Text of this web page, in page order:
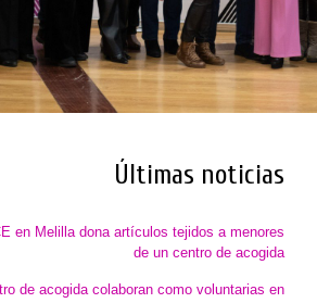
Últimas noticias
en Melilla dona artículos tejidos a menores
de un centro de acogida
de acogida colaboran como voluntarias en